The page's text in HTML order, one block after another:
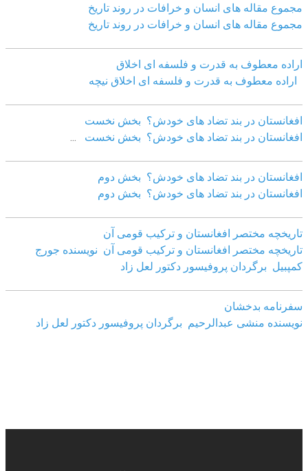
مجموع مقاله های انسان و خرافات در روند تاریخ
مجموع مقاله های انسان و خرافات در روند تاریخ
اراده معطوف به قدرت و فلسفه ای اخلاق
اراده معطوف به قدرت و فلسفه ای اخلاق نیچه
افغانستان در بند تضاد های خودش؟ بخش نخست
افغانستان در بند تضاد های خودش؟ بخش نخست
افغانستان در بند تضاد های خودش؟ بخش دوم
افغانستان در بند تضاد های خودش؟ بخش دوم
تاریخچه مختصر افغانستان و ترکیب قومی آن
تاریخچه مختصر افغانستان و ترکیب قومی آن نویسنده جورج
کمپبیل برگردان پروفیسور دکتور لعل زاد
سفرنامه بدخشان
نویسنده منشی عبدالرحیم برگردان پروفیسور دکتور لعل زاد